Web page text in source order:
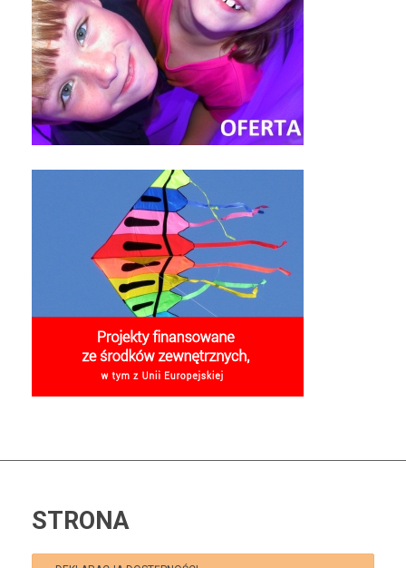
STRONA